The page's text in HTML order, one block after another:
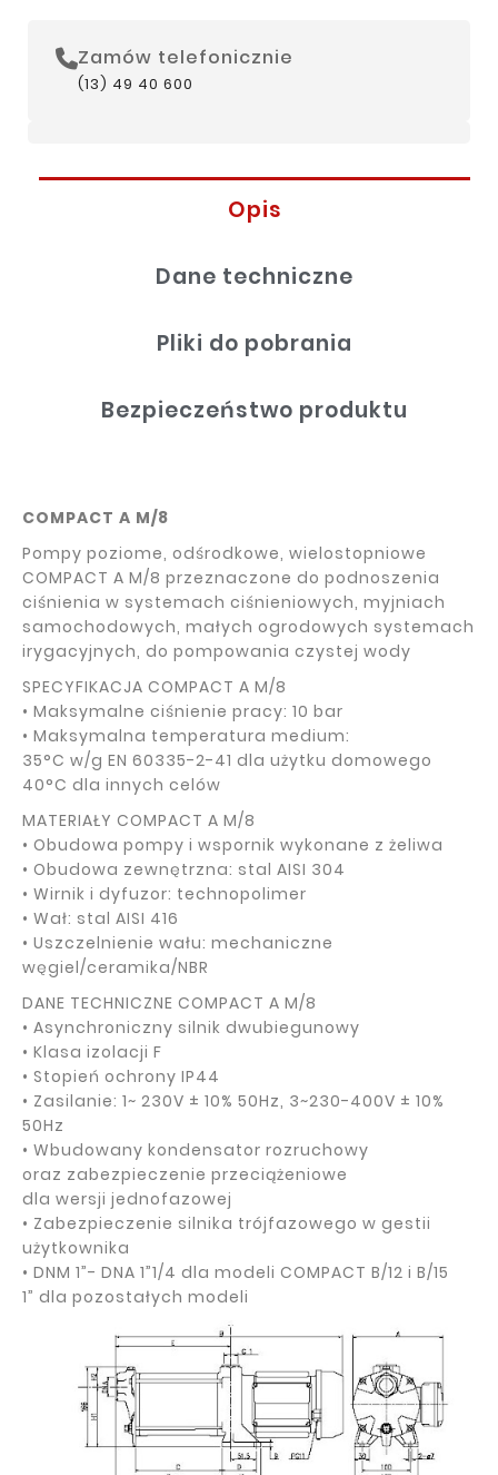
Zamów telefonicznie
(13) 49 40 600
Opis
Dane techniczne
Pliki do pobrania
Bezpieczeństwo produktu
COMPACT A M/8
Pompy poziome, odśrodkowe, wielostopniowe
COMPACT A M/8 przeznaczone do podnoszenia
ciśnienia w systemach ciśnieniowych, myjniach
samochodowych, małych ogrodowych systemach
irygacyjnych, do pompowania czystej wody
SPECYFIKACJA COMPACT A M/8
• Maksymalne ciśnienie pracy: 10 bar
• Maksymalna temperatura medium:
35°C w/g EN 60335-2-41 dla użytku domowego
40°C dla innych celów
MATERIAŁY COMPACT A M/8
• Obudowa pompy i wspornik wykonane z żeliwa
• Obudowa zewnętrzna: stal AISI 304
• Wirnik i dyfuzor: technopolimer
• Wał: stal AISI 416
• Uszczelnienie wału: mechaniczne
węgiel/ceramika/NBR
DANE TECHNICZNE COMPACT A M/8
• Asynchroniczny silnik dwubiegunowy
• Klasa izolacji F
• Stopień ochrony IP44
• Zasilanie: 1~ 230V ± 10% 50Hz, 3~230-400V ± 10%
50Hz
• Wbudowany kondensator rozruchowy
oraz zabezpieczenie przeciążeniowe
dla wersji jednofazowej
• Zabezpieczenie silnika trójfazowego w gestii
użytkownika
• DNM 1”- DNA 1”1/4 dla modeli COMPACT B/12 i B/15
1” dla pozostałych modeli